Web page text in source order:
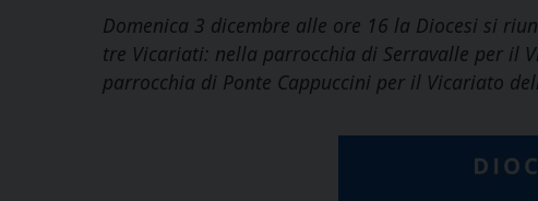
Domenica 3 dicembre alle ore 16 la Diocesi si
tre Vicariati: nella parrocchia di Serravalle per il
parrocchia di Ponte Cappuccini per il Vicariato